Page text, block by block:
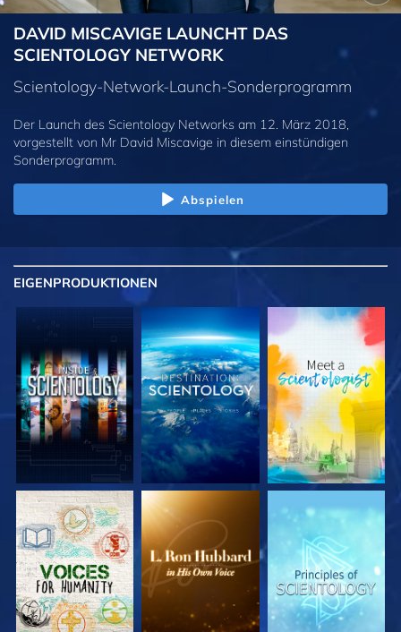
DAVID MISCAVIGE LAUNCHT DAS
SCIENTOLOGY NETWORK
Scientology-Network-Launch-Sonderprogramm
Der Launch des Scientology Networks am 12. März 2018,
vorgestellt von Mr David Miscavige in diesem einstündigen
Sonderprogramm.
Abspielen
EIGENPRODUKTIONEN
SERIE
ENTDECKEN
SERIE
ENTDECKEN
SERIE
ENTDECKEN